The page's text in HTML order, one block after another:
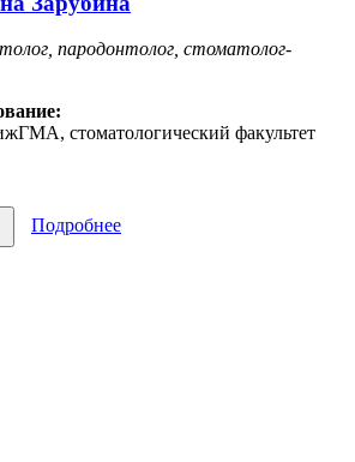
пародонтолог, стоматолог-
стоматологический факультет
Подробнее